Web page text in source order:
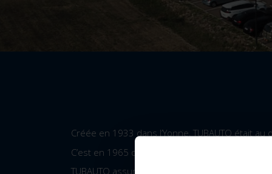
Créée en 1933 dans l’Yonne, TUBAUTO était
C’est en 1965 que l’entreprise TUBAUTO sort
TUBAUTO assure une quadruple mission :